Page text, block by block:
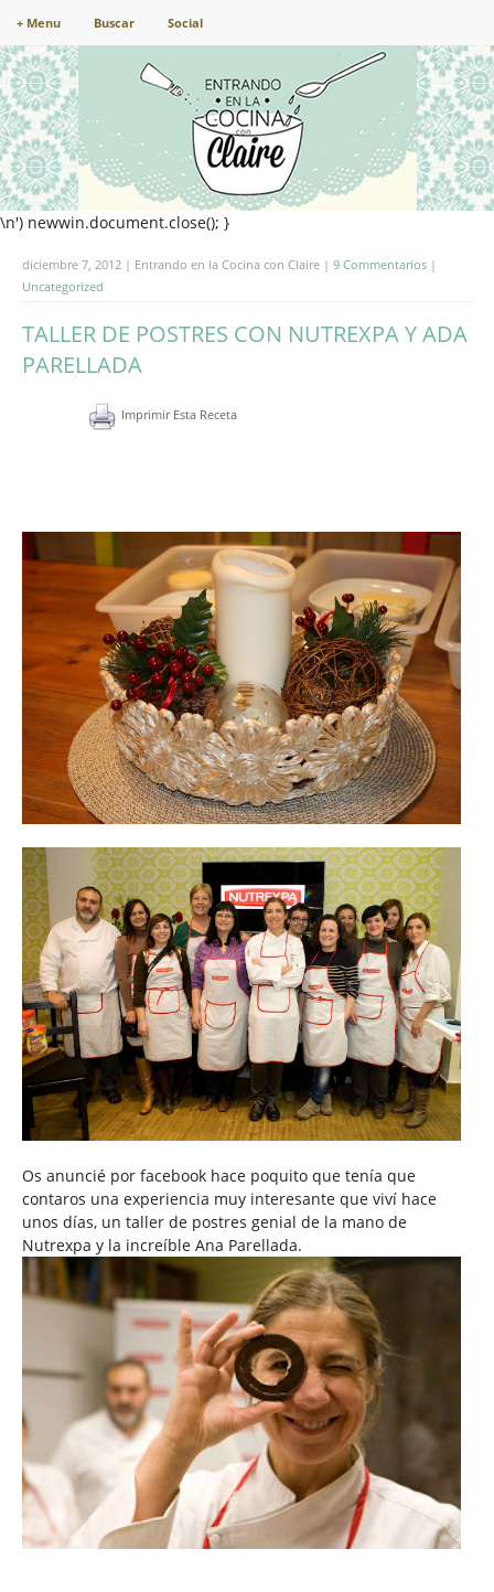
+ Menu Buscar Social
\n') newwin.document.close(); }
diciembre 7, 2012 | Entrando en la Cocina con Claire | 9 Commentarios |
Uncategorized
TALLER DE POSTRES CON NUTREXPA Y ADA
PARELLADA
Imprimir Esta Receta
Os anuncié por facebook hace poquito que tenía que
contaros una experiencia muy interesante que viví hace
unos días, un taller de postres genial de la mano de
Nutrexpa y la increíble Ana Parellada.